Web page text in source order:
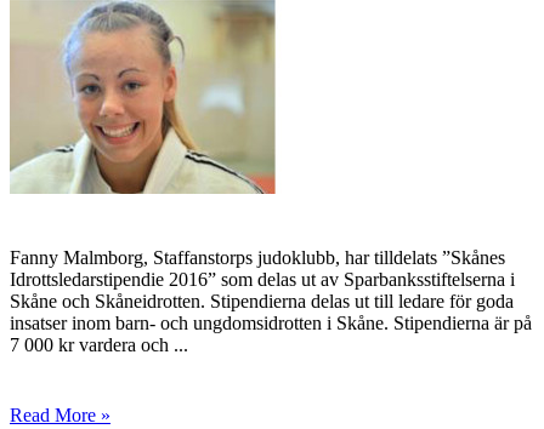
Fanny Malmborg, Staffanstorps judoklubb, har tilldelats ”Skånes
Idrottsledarstipendie 2016” som delas ut av Sparbanksstiftelserna i
Skåne och Skåneidrotten. Stipendierna delas ut till ledare för goda
insatser inom barn- och ungdomsidrotten i Skåne. Stipendierna är på
7 000 kr vardera och ...
Read More »